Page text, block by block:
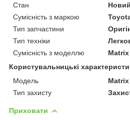
Стан
Новий
Сумісність з маркою
Тип запчастини
Тип техніки
Сумісність з моделлю
Matrix
Користувальницькі
Мoдель
Тип захисту
Приховати